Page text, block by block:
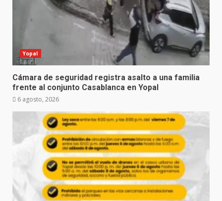
Yopal
Cámara de seguridad registra asalto a una familia
frente al conjunto Casablanca en Yopal
6 agosto, 2026